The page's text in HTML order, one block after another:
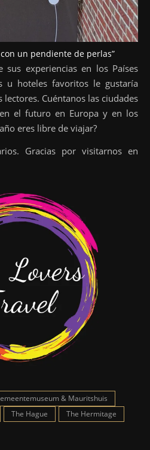
un pendiente de perlas”
sus experiencias en los Países
u hoteles favoritos le gustaría
Cuéntanos las ciudades
el futuro en Europa y en los
eres libre de viajar?
Gracias por visitarnos en
& Mauritshuis
The Hague
The Hermitage